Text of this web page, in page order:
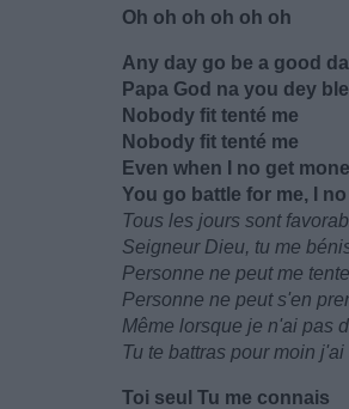
Oh oh oh oh oh oh
Any day go be a good
Papa God na you dey
Nobody fit tenté me
Nobody fit tenté me
Even when I no get
You go battle for me, I
Tous les jours sont
Seigneur Dieu, tu me
Personne ne peut me
Personne ne peut s'en
Même lorsque je n'ai pas
Tu te battras pour moin
Toi seul Tu me connais